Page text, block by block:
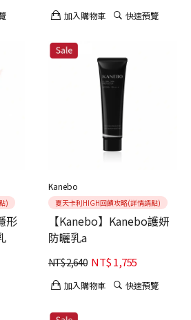
加入購物車 快速預覽
)
形
Kanebo
夏天卡利HIGH回饋攻略(詳情請點)
【Kanebo】Kanebo護妍
防曬乳a
NT$2,640 NT$1,755
加入購物車 快速預覽